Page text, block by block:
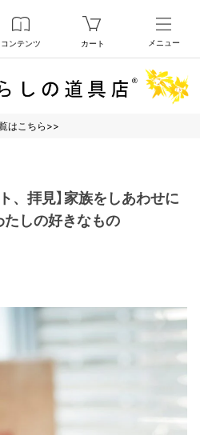
コンテンツ カート メニュー
はこちら>>
ト、拝見】家族をしあわせに
たしの好きなもの